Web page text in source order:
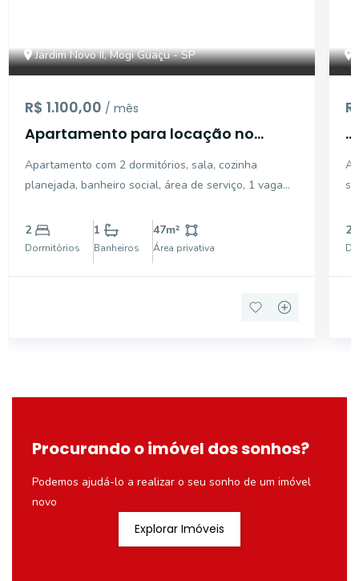
Jardim Novo II, Mogi Guaçu - SP
R$ 1.100,00 / mês
Apartamento para locação no
Campo, Mogi Guaçu
Apartamento com 2 dormitórios, sala, cozinha
planejada, banheiro social, área de serviço, 1 vaga
2
Dormitórios
1
Banheiros
47m²
Área privativa
...
2
Procurando o imóvel dos sonhos?
Podemos ajudá-lo a realizar o seu sonho de um imóvel
novo
Explorar Imóveis